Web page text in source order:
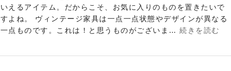
いえるアイテム。だからこそ、お気に入りのものを置きたいで
すよね。 ヴィンテージ家具は一点一点状態やデザインが異なる
一点ものです。これは！と思うものがございま… 続きを読む